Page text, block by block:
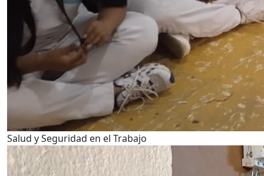
Salud y Seguridad en el Trabajo